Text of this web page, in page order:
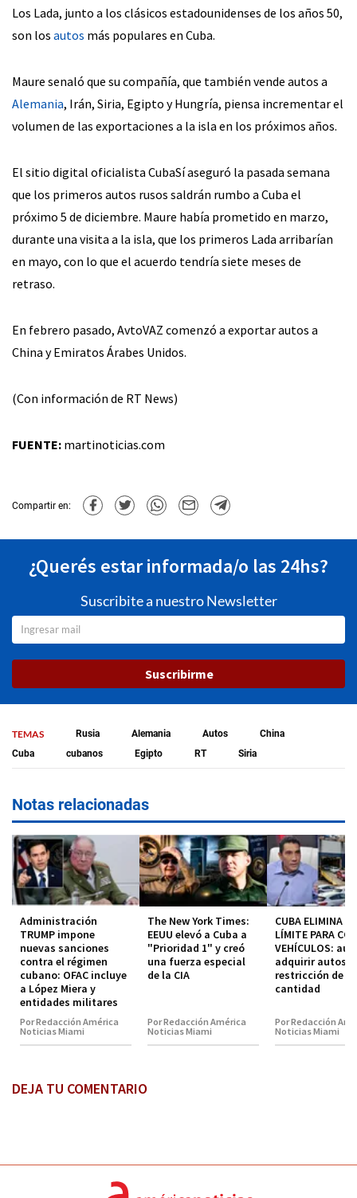
Los Lada, junto a los clásicos estadounidenses de los años 50,
son los autos más populares en Cuba.
Maure senaló que su compañía, que también vende autos a
Alemania, Irán, Siria, Egipto y Hungría, piensa incrementar el
volumen de las exportaciones a la isla en los próximos años.
El sitio digital oficialista CubaSí aseguró la pasada semana
que los primeros autos rusos saldrán rumbo a Cuba el
próximo 5 de diciembre. Maure había prometido en marzo,
durante una visita a la isla, que los primeros Lada arribarían
en mayo, con lo que el acuerdo tendría siete meses de
retraso.
En febrero pasado, AvtoVAZ comenzó a exportar autos a
China y Emiratos Árabes Unidos.
(Con información de RT News)
FUENTE: martinoticias.com
Compartir en:
¿Querés estar informada/o las 24hs?
Suscribite a nuestro Newsletter
Suscribirme
TEMAS Rusia Alemania Autos
China
Cuba
cubanos Egipto RT Siria
Notas relacionadas
Administración
TRUMP impone
nuevas sanciones
contra el régimen
cubano: OFAC incluye
a López Miera y
entidades militares
Por Redacción América
Noticias Miami
The New York Times:
EEUU elevó a Cuba a
"Prioridad 1" y creó
una fuerza especial
de la CIA
Por Redacción América
Noticias Miami
CUBA ELIMINA EL
LÍMITE PARA
VEHÍCULOS:
adquirir autos
restricción de
cantidad
Por Redacción
Noticias Miami
DEJA TU COMENTARIO